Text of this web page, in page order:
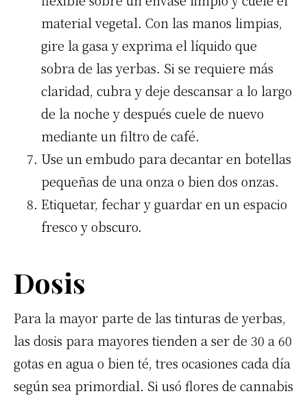
material vegetal. Con las manos limpias,
gire la gasa y exprima el líquido que
sobra de las yerbas. Si se requiere más
claridad, cubra y deje descansar a lo largo
de la noche y después cuele de nuevo
mediante un filtro de café.
Use un embudo para decantar en botellas
pequeñas de una onza o bien dos onzas.
Etiquetar, fechar y guardar en un espacio
fresco y obscuro.
Dosis
Para la mayor parte de las tinturas de yerbas,
las dosis para mayores tienden a ser de 30 a 60
gotas en agua o bien té, tres ocasiones cada día
según sea primordial. Si usó flores de cannabis